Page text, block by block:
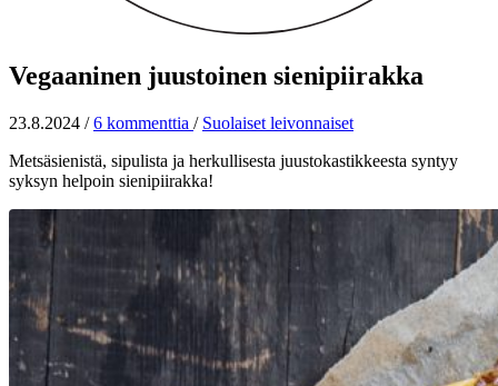
Vegaaninen juustoinen sienipiirakka
23.8.2024 / 6 kommenttia / Suolaiset leivonnaiset
Metsäsienistä, sipulista ja herkullisesta juustokastikkeesta syntyy
syksyn helpoin sienipiirakka!